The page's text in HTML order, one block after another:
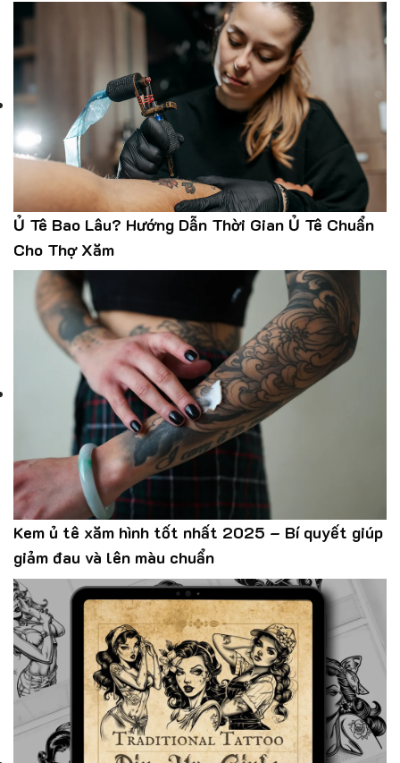
Ủ Tê Bao Lâu? Hướng Dẫn Thời Gian Ủ Tê Chuẩn
Cho Thợ Xăm
Kem ủ tê xăm hình tốt nhất 2025 – Bí quyết giúp
giảm đau và lên màu chuẩn